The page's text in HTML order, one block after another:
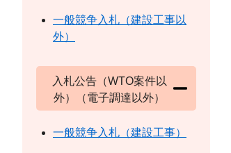
一般競争入札（建設工事以
外）
入札公告（WTO案件以
外）（電子調達以外）
一般競争入札（建設工事）